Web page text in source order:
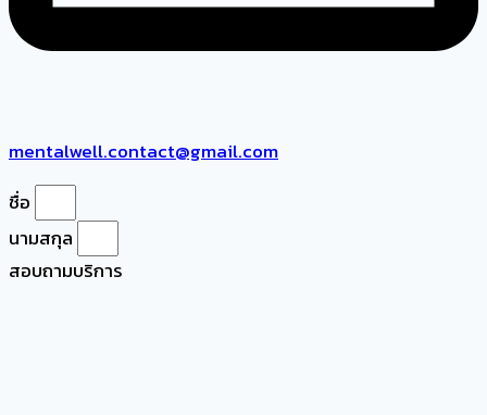
mentalwell.contact@gmail.com
ชื่อ
นามสกุล
สอบถามบริการ